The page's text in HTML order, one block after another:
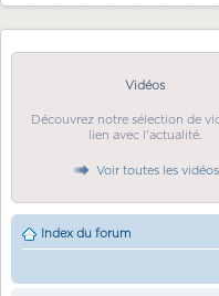
Vidéos
Découvrez notre sélection de
lien avec l'actualité.
Voir toutes les vidéos
Index du forum